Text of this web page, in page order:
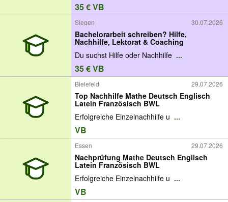
35 € VB
Siegen 30.07.2026
Bachelorarbeit schreiben? Hilfe,
Nachhilfe, Lektorat & Coaching
Du suchst Hilfe oder Nachhilfe ...
35 € VB
Bielefeld 29.07.2026
Top Nachhilfe Mathe Deutsch Englisch
Latein Französisch BWL
Erfolgreiche Einzelnachhilfe u ...
VB
Essen 29.07.2026
Nachprüfung Mathe Deutsch Englisch
Latein Französisch BWL
Erfolgreiche Einzelnachhilfe u ...
VB